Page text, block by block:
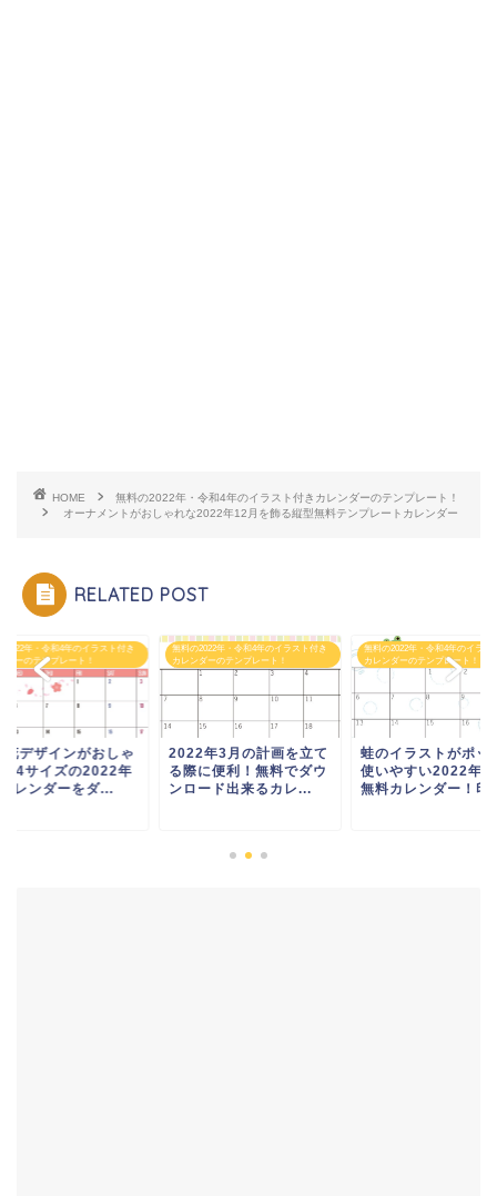
HOME
無料の2022年・令和4年のイラスト付きカレンダーのテンプレート！
オーナメントがおしゃれな2022年12月を飾る縦型無料テンプレートカレンダー
RELATED POST
2022年・令和4年のイラスト付き
ダーのテンプレート！
花デザインがおしゃ
A4サイズの2022年
レンダーをダ...
無料の2022年・令和4年のイラスト付き
カレンダーのテンプレート！
2022年3月の計画を立て
る際に便利！無料でダウ
ンロード出来るカレ...
無料の2022年・令和4年のイラス
カレンダーのテンプレート！
蛙のイラストがポッ
使いやすい2022年6
無料カレンダー！印